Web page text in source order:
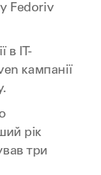
у Fedoriv
в IT-
кампанії
рік
три